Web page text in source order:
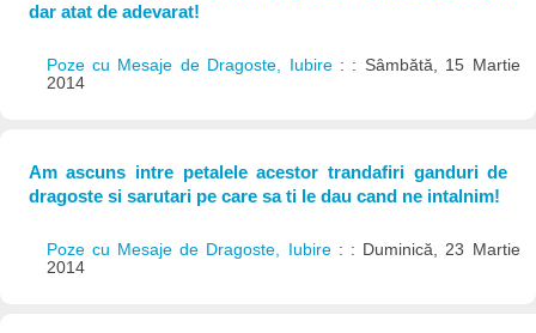
dar atat de adevarat!
Poze cu Mesaje de Dragoste, Iubire : : Sâmbătă, 15 Martie
2014
Am ascuns intre petalele acestor trandafiri ganduri de
dragoste si sarutari pe care sa ti le dau cand ne intalnim!
Poze cu Mesaje de Dragoste, Iubire : : Duminică, 23 Martie
2014